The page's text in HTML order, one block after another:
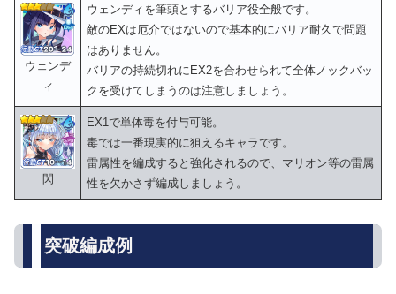
ウェンデ
ィ
ウェンディを筆頭とするバリア役全般です。
敵のEXは厄介ではないので基本的にバリア耐久で問題
はありません。
バリアの持続切れにEX2を合わせられて全体ノックバッ
クを受けてしまうのは注意しましょう。
閃
EX1で単体毒を付与可能。
毒では一番現実的に狙えるキャラです。
雷属性を編成すると強化されるので、マリオン等の雷属
性を欠かさず編成しましょう。
突破編成例